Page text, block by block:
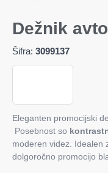
Dežnik
Šifra: 3099137
Eleganten promocijski
Posebnost so
moderen videz. Idealen
dolgoročno promocijo